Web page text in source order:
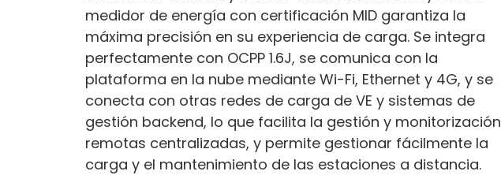
medidor de energía con certificación MID garantiza la
máxima precisión en su experiencia de carga. Se integra
perfectamente con OCPP 1.6J, se comunica con la
plataforma en la nube mediante Wi-Fi, Ethernet y 4G, y se
conecta con otras redes de carga de VE y sistemas de
gestión backend, lo que facilita la gestión y monitorización
remotas centralizadas, y permite gestionar fácilmente la
carga y el mantenimiento de las estaciones a distancia.